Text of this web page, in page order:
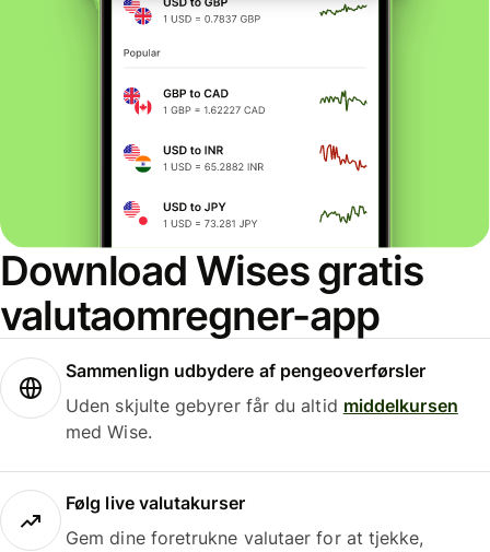
Download Wises gratis
valutaomregner-app
Sammenlign udbydere af pengeoverførsler
Uden skjulte gebyrer får du altid middelkursen
med Wise.
Følg live valutakurser
Gem dine foretrukne valutaer for at tjekke,